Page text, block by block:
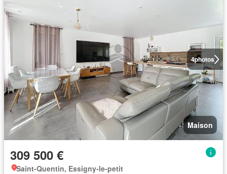
4photos
Maison
309 500 €
Saint-Quentin, Essigny-le-petit